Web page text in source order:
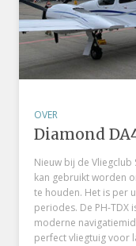
OVER
Diamond
Nieuw bij de Vliegclub
kan gebruikt worden
te houden. Het is per
periodes. De PH-TDX
moderne
perfect vliegtuig voor